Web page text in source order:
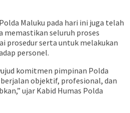
Maluku pada hari ini juga telah
memastikan seluruh proses
prosedur serta untuk melakukan
personel.
komitmen pimpinan Polda
objektif, profesional, dan
ujar Kabid Humas Polda